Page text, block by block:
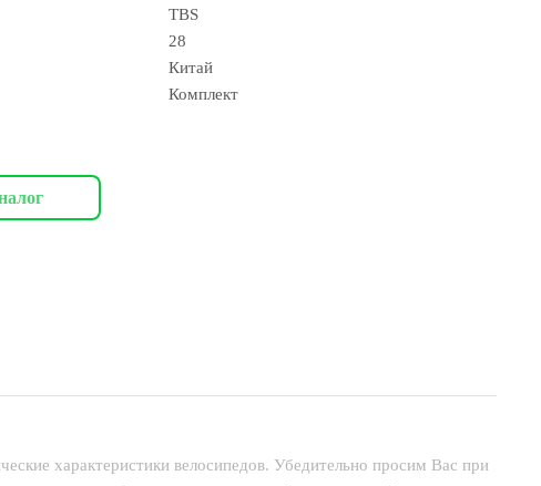
TBS
28
Китай
Комплект
характеристики велосипедов. Убедительно просим Вас при